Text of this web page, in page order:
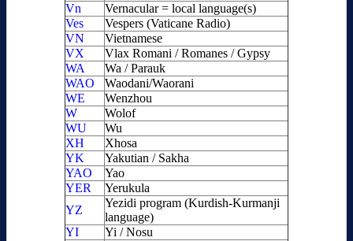
Vn
Vernacular = local language(s)
Ves
Vespers (Vaticane Radio)
VN
Vietnamese
VX
Vlax Romani / Romanes / Gypsy
WA
Wa / Parauk
WAO
Waodani/Waorani
WE
Wenzhou
W
Wolof
WU
Wu
XH
Xhosa
YK
Yakutian / Sakha
YAO
Yao
YER
Yerukula
YZ
Yezidi program (Kurdish-Kurmanji
language)
YI
Yi / Nosu